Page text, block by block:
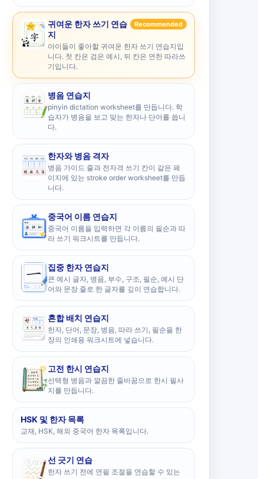
귀여운 한자 쓰기 연습
지
Recommended
아이들이 좋아할 귀여운 한자 쓰기 연습지입
니다. 첫 칸은 검은 예시, 뒤 칸은 연한 따라쓰
기입니다.
병음 연습지
pinyin dictation worksheet를 만듭니다. 학
습자가 병음을 보고 맞는 한자나 단어를 씁니
다.
한자와 병음 격자
병음 가이드 줄과 전자격 쓰기 칸이 같은 페
이지에 있는 stroke order worksheet를 만듭
니다.
중국어 이름 연습지
중국어 이름을 입력하면 각 이름의 필순과 따
라 쓰기 워크시트를 만듭니다.
집중 한자 연습지
큰 예시 글자, 병음, 부수, 구조, 필순, 예시 단
어와 문장 줄로 한 글자를 깊이 연습합니다.
혼합 배치 연습지
한자, 단어, 문장, 병음, 따라 쓰기, 필순을 한
장의 인쇄용 워크시트에 넣습니다.
고전 한시 연습지
선택형 병음과 깔끔한 줄바꿈으로 한시 필사
지를 만듭니다.
HSK 및 한자 목록
교재, HSK, 해외 중국어 한자 목록입니다.
선 긋기 연습
한자 쓰기 전에 연필 조절을 연습할 수 있는